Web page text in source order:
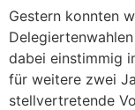
Gestern konnten
dabei einstimmig
für weitere zwei
stellvertretende